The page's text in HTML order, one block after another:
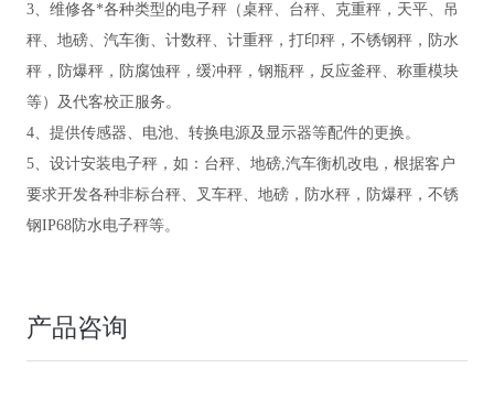
3、维修各*各种类型的电子秤（桌秤、台秤、克重秤，天平、吊
秤、地磅、汽车衡、计数秤、计重秤，打印秤，不锈钢秤，防水
秤，防爆秤，防腐蚀秤，缓冲秤，钢瓶秤，反应釜秤、称重模块
等）及代客校正服务。
4、提供传感器、电池、转换电源及显示器等配件的更换。
5、设计安装电子秤，如：台秤、地磅,汽车衡机改电，根据客户
要求开发各种非标台秤、叉车秤、地磅，防水秤，防爆秤，不锈
钢IP68防水电子秤等。
产品咨询